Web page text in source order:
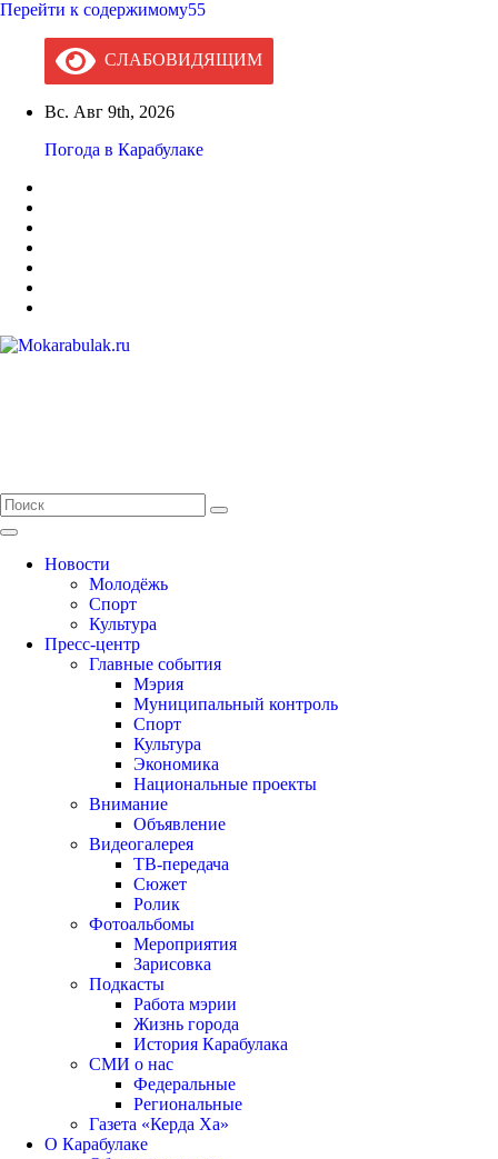
Перейти к содержимому55
СЛАБОВИДЯЩИМ
Вс. Авг 9th, 2026
Погода в Карабулаке
Новости
Молодёжь
Спорт
Культура
Пресс-центр
Главные события
Мэрия
Муниципальный контроль
Спорт
Культура
Экономика
Национальные проекты
Внимание
Объявление
Видеогалерея
ТВ-передача
Сюжет
Ролик
Фотоальбомы
Мероприятия
Зарисовка
Подкасты
Работа мэрии
Жизнь города
История Карабулака
СМИ о нас
Федеральные
Региональные
Газета «Керда Ха»
О Карабулаке